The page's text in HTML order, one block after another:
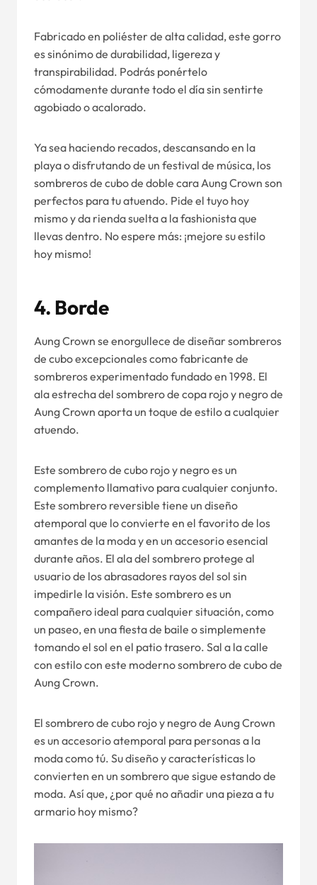
Fabricado en poliéster de alta calidad, este gorro
es sinónimo de durabilidad, ligereza y
transpirabilidad. Podrás ponértelo
cómodamente durante todo el día sin sentirte
agobiado o acalorado.
Ya sea haciendo recados, descansando en la
playa o disfrutando de un festival de música, los
sombreros de cubo de doble cara Aung Crown son
perfectos para tu atuendo. Pide el tuyo hoy
mismo y da rienda suelta a la fashionista que
llevas dentro. No espere más: ¡mejore su estilo
hoy mismo!
4. Borde
Aung Crown se enorgullece de diseñar sombreros
de cubo excepcionales como fabricante de
sombreros experimentado fundado en 1998. El
ala estrecha del sombrero de copa rojo y negro de
Aung Crown aporta un toque de estilo a cualquier
atuendo.
Este sombrero de cubo rojo y negro es un
complemento llamativo para cualquier conjunto.
Este sombrero reversible tiene un diseño
atemporal que lo convierte en el favorito de los
amantes de la moda y en un accesorio esencial
durante años. El ala del sombrero protege al
usuario de los abrasadores rayos del sol sin
impedirle la visión. Este sombrero es un
compañero ideal para cualquier situación, como
un paseo, en una fiesta de baile o simplemente
tomando el sol en el patio trasero. Sal a la calle
con estilo con este moderno sombrero de cubo de
Aung Crown.
El sombrero de cubo rojo y negro de Aung Crown
es un accesorio atemporal para personas a la
moda como tú. Su diseño y características lo
convierten en un sombrero que sigue estando de
moda. Así que, ¿por qué no añadir una pieza a tu
armario hoy mismo?